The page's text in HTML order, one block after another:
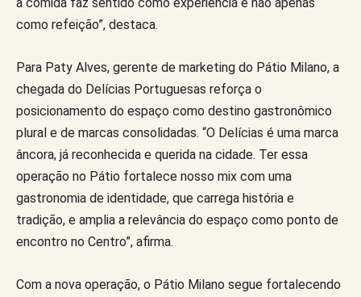
como refeição”, destaca.
Para Paty Alves, gerente de marketing do Pátio Milano, a
chegada do Delícias Portuguesas reforça o
posicionamento do espaço como destino gastronômico
plural e de marcas consolidadas. “O Delícias é uma marca
âncora, já reconhecida e querida na cidade. Ter essa
operação no Pátio fortalece nosso mix com uma
gastronomia de identidade, que carrega história e
tradição, e amplia a relevância do espaço como ponto de
encontro no Centro”, afirma.
Com a nova operação, o Pátio Milano segue fortalecendo